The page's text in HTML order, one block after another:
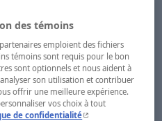
des témoins
emploient des fichiers
témoins sont requis pour le bon
sont optionnels et nous aident à
son utilisation et contribuer
offrir une meilleure expérience.
vos choix à tout
de confidentialité- Cet hyperlien